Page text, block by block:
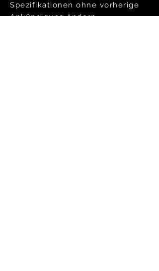
Spezifikationen ohne vorherige
Ankündigung ändern.